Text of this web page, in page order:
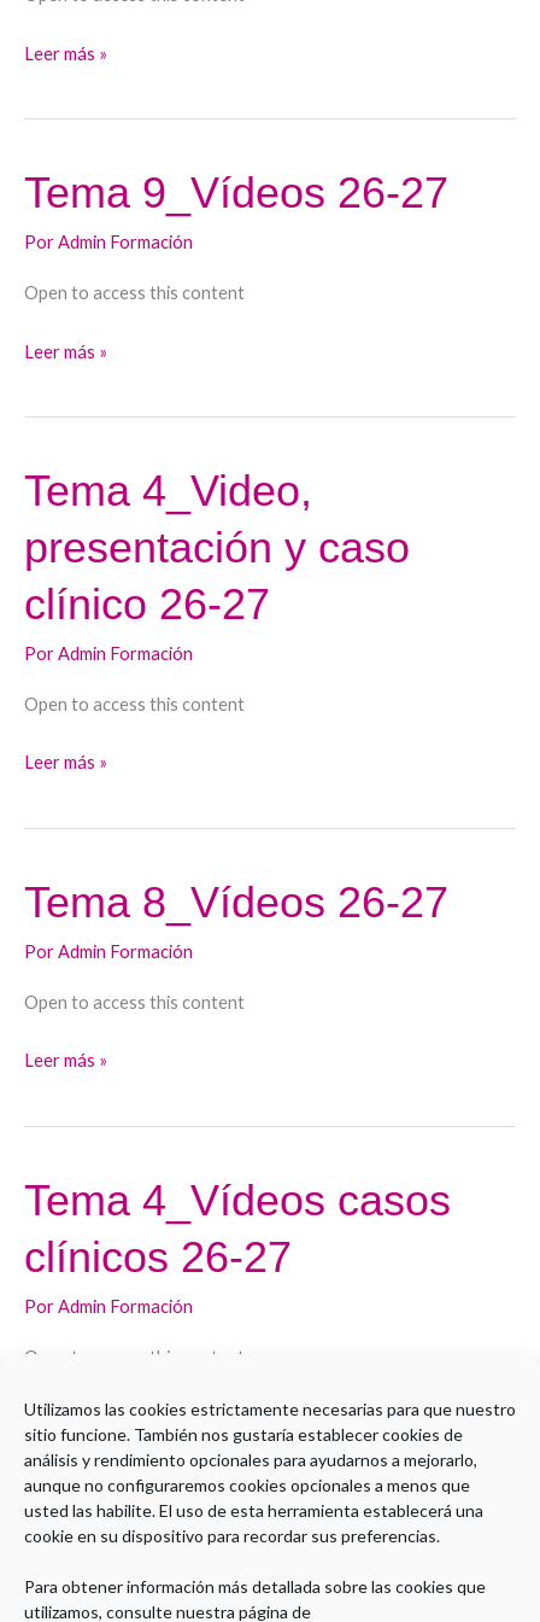
Utilizamos las cookies estrictamente necesarias para que nuestro
sitio funcione. También nos gustaría establecer cookies de
análisis y rendimiento opcionales para ayudarnos a mejorarlo,
aunque no configuraremos cookies opcionales a menos que
usted las habilite. El uso de esta herramienta establecerá una
cookie en su dispositivo para recordar sus preferencias.
Para obtener información más detallada sobre las cookies que
utilizamos, consulte nuestra página de
Leer más »
Tema 9_Vídeos 26-27
PorAdmin Formación
Open to access this content
Tema
9_Vídeos
26-
Leer más »
Tema 4_Video,
presentación y caso
clínico 26-27
PorAdmin Formación
Open to access this content
Tema
4_Video,
presentación
y
caso
27
Leer más »
Tema 8_Vídeos 26-27
PorAdmin Formación
Open to access this content
Tema
8_Vídeos
26-
Leer más »
Tema 4_Vídeos casos
clínicos 26-27
PorAdmin Formación
Open to access this content
Tema
4_Vídeos
casos
26-
27
Leer más »
1 2 Siguiente